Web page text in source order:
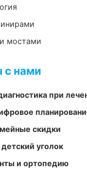
мостами
с нами
при
скидки
уголок
и ортопедию